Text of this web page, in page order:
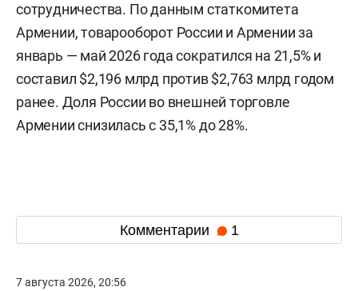
сотрудничества. По данным статкомитета
Армении, товарооборот России и Армении за
январь — май 2026 года сократился на 21,5% и
составил $2,196 млрд против $2,763 млрд годом
ранее. Доля России во внешней торговле
Армении снизилась с 35,1% до 28%.
Комментарии 1
7 августа 2026, 20:56